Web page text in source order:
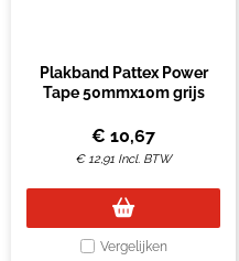
Plakband Pattex Power
Tape 50mmx10m grijs
€ 10,67
€12,91 Incl. BTW
Vergelijken